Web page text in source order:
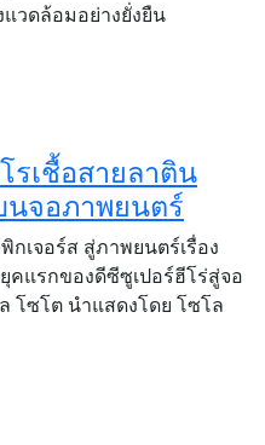
แวดล้อมอย่างยั่งยืน
โรเชื้อสายลาติน
นจอภาพยนตร์
กเจอร์ส สู่ภาพยนตร์เรื่อง
คแรกของดีซีซูเปอร์ฮีโร่สู่จอ
โซโต นำแสดงโดย โซโล